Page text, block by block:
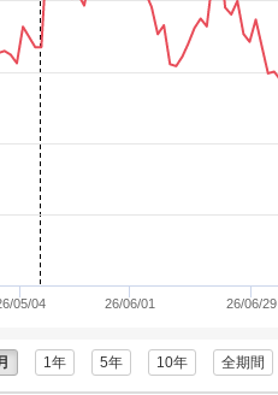
05/04 26/06/01 26/06/29
1年 5年 10年 全期間